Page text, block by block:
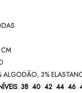
ALGODÃO, 3%
: 38 40 42 44 46